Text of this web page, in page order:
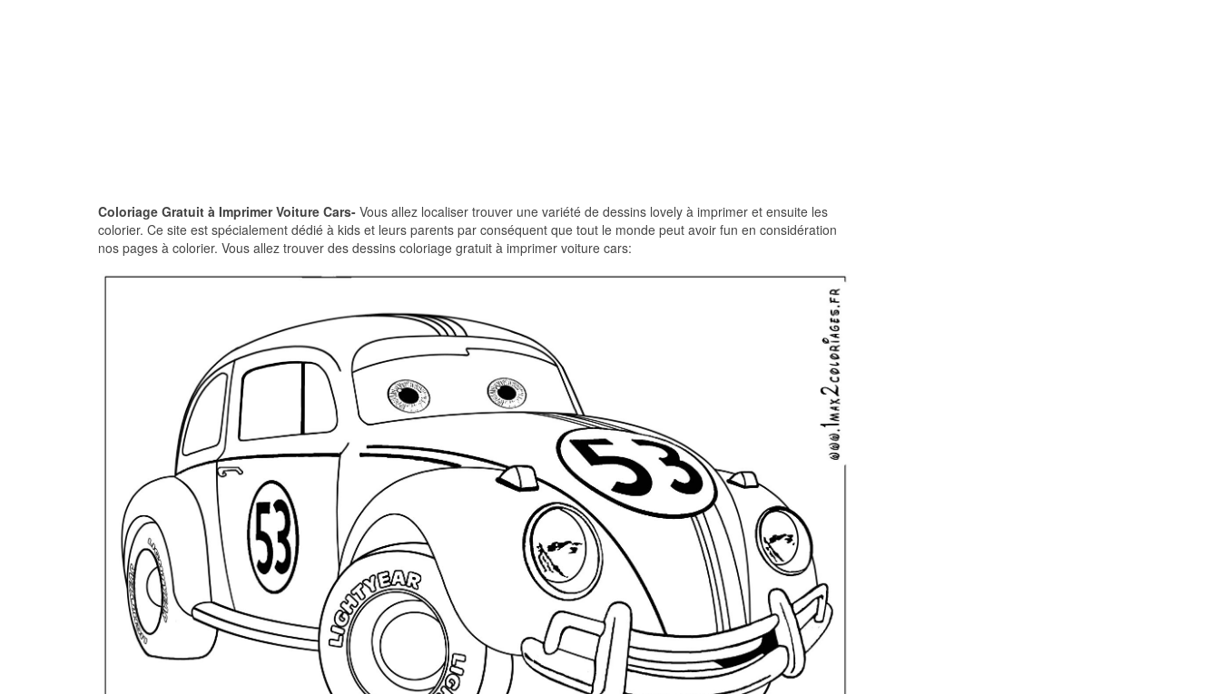
Coloriage Gratuit à Imprimer Voiture Cars- Vous allez localiser trouver une variété de dessins lovely à imprimer et ensuite les
colorier. Ce site est spécialement dédié à kids et leurs parents par conséquent que tout le monde peut avoir fun en considération
nos pages à colorier. Vous allez trouver des dessins coloriage gratuit à imprimer voiture cars: